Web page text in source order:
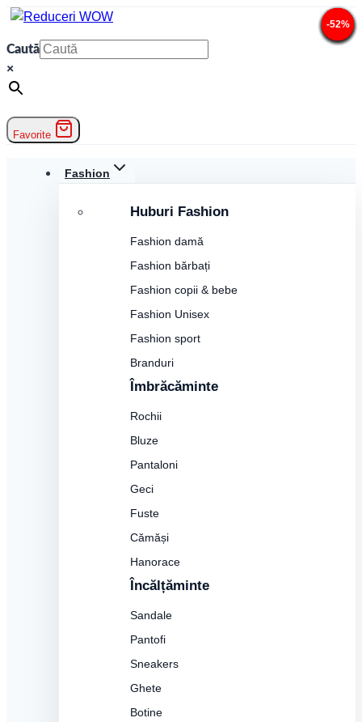
Skip
content
Caută
×
Favorite
Fashion
Huburi Fashion
Fashion damă
Fashion bărbați
Fashion copii & bebe
Fashion Unisex
Fashion sport
Branduri
Îmbrăcăminte
Rochii
Bluze
Pantaloni
Geci
Fuste
Cămăși
Hanorace
Încălțăminte
Sandale
Pantofi
Sneakers
Ghete
Botine
-45%
-24%
-10%
-34%
-15%
-15%
-28%
-40%
-11%
-52%
-30%
-52%